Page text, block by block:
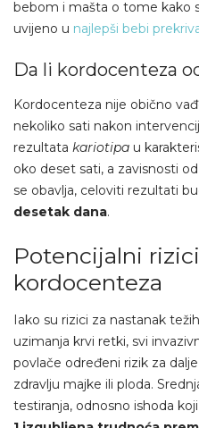
bebom i mašta o tome kako
uvijeno u najlepši bebi
Da li kordocenteza
Kordocenteza nije obično
nekoliko sati nakon
rezultata kariotipa u
oko deset sati, a zavisnosti
se obavlja, celoviti rezultati
desetak dana.
Potencijalni
kordocenteza
Iako su rizici za nastanak
uzimanja krvi retki, svi
povlače određeni rizik za
zdravlju majke ili ploda.
testiranja, odnosno ishoda